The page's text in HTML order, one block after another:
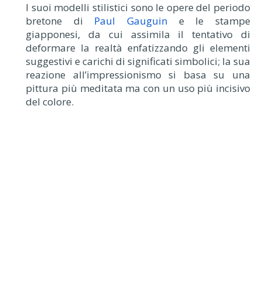
I suoi modelli stilistici sono le opere del periodo
bretone di Paul Gauguin e le stampe
giapponesi, da cui assimila il tentativo di
deformare la realtà enfatizzando gli elementi
suggestivi e carichi di significati simbolici; la sua
reazione all’impressionismo si basa su una
pittura più meditata ma con un uso più incisivo
del colore.